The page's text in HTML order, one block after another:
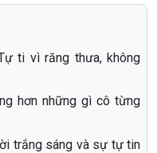
ti vì răng thưa, không
hơn những gì cô từng
trắng sáng và sự tự tin